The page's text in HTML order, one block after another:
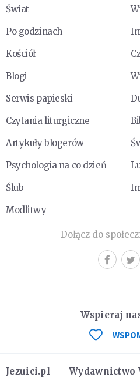
Świat
Po godzinach
Kościół
Blogi
Serwis papieski
Czytania liturgiczne
Artykuły blogerów
Psychologia na co dzień
Ślub
Modlitwy
Dołącz do
Jezuici.pl Wydawnictwo
Wspieraj